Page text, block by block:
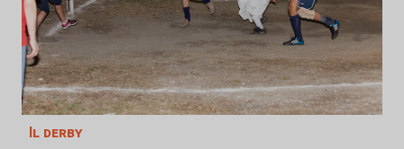
Il derby